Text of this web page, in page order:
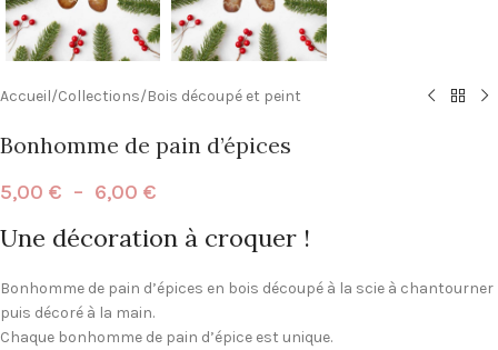
Accueil/Collections/Bois découpé et peint
Bonhomme de pain d’épices
5,00 € – 6,00 €
Une décoration à croquer !
Bonhomme de pain d’épices en bois découpé à la scie à chantourner
puis décoré à la main.
Chaque bonhomme de pain d’épice est unique.